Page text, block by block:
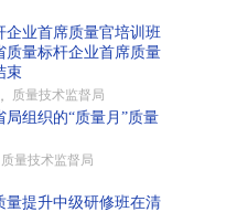
企业首席质量官培训班
质量标杆企业首席质量
束
质量技术监督局
局组织的“质量月”质量
质量技术监督局
量提升中级研修班在清